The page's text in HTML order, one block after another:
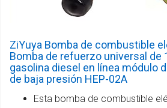
ZiYuya Bomba de combustible
Bomba de refuerzo universal de
gasolina diesel en línea módulo
de baja presión HEP-02A
Esta bomba de combustible